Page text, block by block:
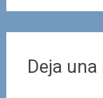
Deja